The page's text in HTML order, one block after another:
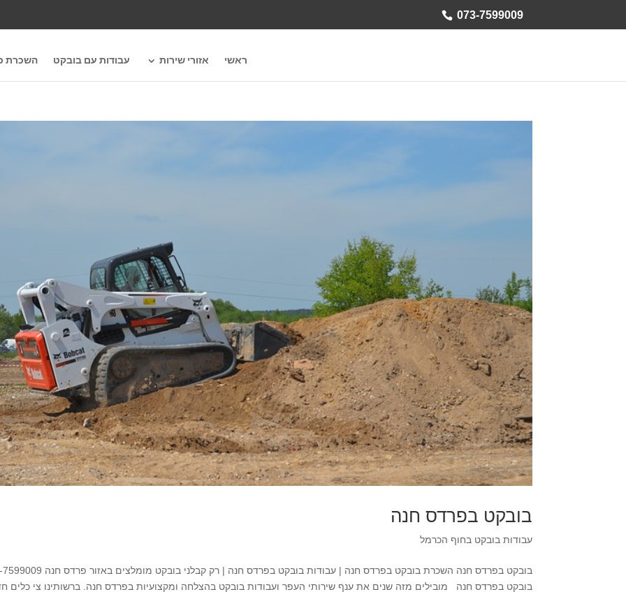
073-7599009
ראשי אזורי שירות עבודות עם בובקט השכרת
בובקט בפרדס חנה
עבודות בובקט בחוף הכרמל
בובקט בפרדס חנה השכרת בובקט בפרדס חנה | עבודות בובקט בפרדס חנה | רק קבלני
בובקט בפרדס חנה מובילים מזה שנים את ענף שירותי העפר ועבודות בובקט בהצלחה ומקצועיות בפרדס חנה. ברשותינו צי כלים